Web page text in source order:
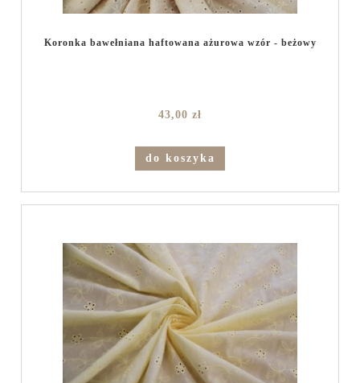
Koronka bawełniana haftowana ażurowa wzór - beżowy
43,00 zł
do koszyka